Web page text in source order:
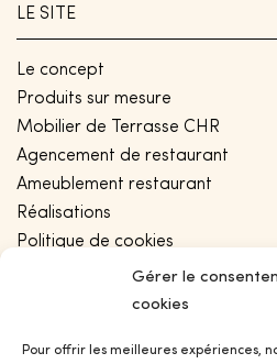
Gérer le
cookies
Pour offrir les meilleures expériences,
LE SITE
Le concept
Produits sur mesure
Mobilier de Terrasse CHR
Agencement de restaurant
Ameublement restaurant
Réalisations
Politique de cookies
Conditions générales de vente
Politique de confidentialité